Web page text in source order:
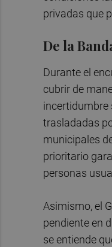
privadas que
De la
Durante el
cubrir de
incertidumbre
trasladadas
municipales
prioritario
personas
Asimismo, el
pendiente en
se entiende